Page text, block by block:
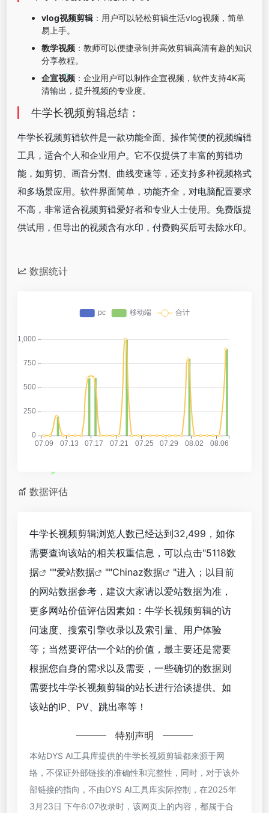
vlog视频剪辑：用户可以轻松剪辑生活vlog视频，简单
易上手。
教学视频：教师可以便捷录制并高效剪辑高清有趣的知识
分享教程。
企宣视频：企业用户可以制作企宣视频，软件支持4K高
清输出，提升视频的专业度。
牛学长视频剪辑总结：
牛学长视频剪辑软件是一款功能全面、操作简便的视频编辑
工具，适合个人和企业用户。它不仅提供了丰富的剪辑功
能，如剪切、画音分割、曲线变速等，还支持多种视频格式
和多场景应用。软件界面简单，功能齐全，对电脑配置要求
不高，非常适合视频剪辑爱好者和专业人士使用。免费版提
供试用，但导出的视频含有水印，付费购买后可去除水印。
数据统计
数据评估
牛学长视频剪辑浏览人数已经达到32,499，如你
需要查询该站的相关权重信息，可以点击"5118数
据
""爱站数据 ""Chinaz数据
"进入；以目前
的网站数据参考，建议大家请以爱站数据为准，
更多网站价值评估因素如：牛学长视频剪辑的访
问速度、搜索引擎收录以及索引量、用户体验
等；当然要评估一个站的价值，最主要还是需要
根据您自身的需求以及需要，一些确切的数据则
需要找牛学长视频剪辑的站长进行洽谈提供。如
该站的IP、PV、跳出率等！
特别声明
本站DYS AI工具库提供的牛学长视频剪辑都来源于网
络，不保证外部链接的准确性和完整性，同时，对于该外
部链接的指向，不由DYS AI工具库实际控制，在2025年
3月23日 下午6:07收录时，该网页上的内容，都属于合